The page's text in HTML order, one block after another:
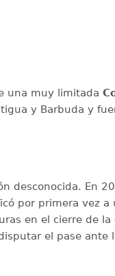
una muy limitada
y Barbuda y
desconocida. En
por primera vez a
en el cierre de la
el pase ante